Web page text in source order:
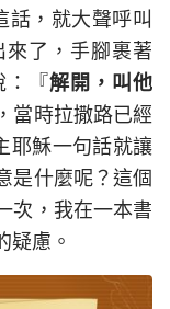
話，就大聲呼叫
來了，手腳裹著
：『解開，叫他
當時拉撒路已經
耶穌一句話就讓
是什麼呢？這個
次，我在一本書
疑慮。